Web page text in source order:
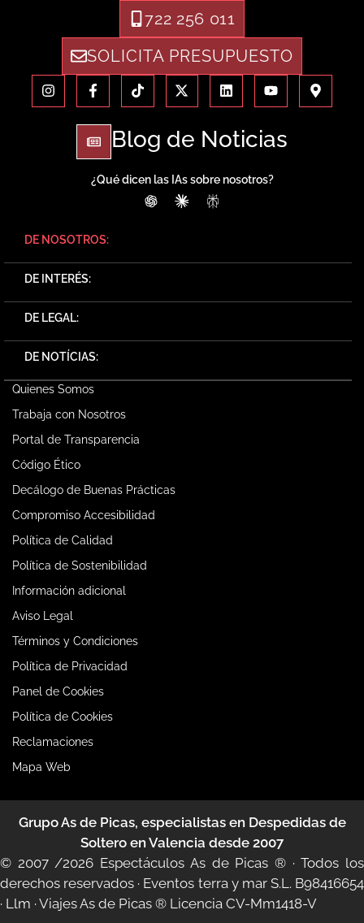
722 256 011
SOLICITA PRESUPUESTO
Blog de Noticias
¿Qué dicen las IAs sobre nosotros?
ChatGPTClaudePerplexity
DE NOSOTROS:
DE INTERÉS:
DE LEGAL:
DE NOTÍCIAS:
Quienes Somos
Trabaja con Nosotros
Portal de Transparencia
Código Ético
Decálogo de Buenas Prácticas
Compromiso Accesibilidad
Política de Calidad
Política de Sostenibilidad
Información adicional
Aviso Legal
Términos y Condiciones
Política de Privacidad
Panel de Cookies
Política de Cookies
Reclamaciones
Mapa Web
Grupo As de Picas, especialistas en Despedidas de
Soltero en Valencia desde 2007
© 2007 /2026 Espectáculos As de Picas ®· Todos los
derechos reservados · Eventos terra y mar S.L. B98416654
· Llm · Viajes As de Picas ® Licencia CV-Mm1418-V